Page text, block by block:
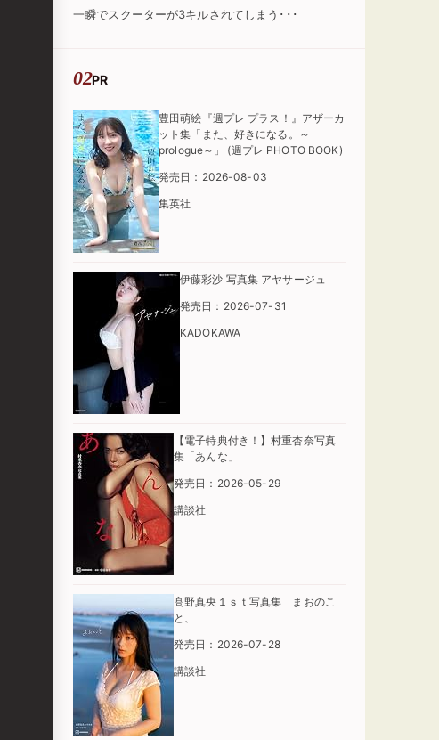
一瞬でスクーターが3キルされてしまう･･･
PR
豊田萌絵『週プレ プラス！』アザーカ
ット集「また、好きになる。～
prologue～」 (週プレ PHOTO BOOK)
発売日：2026-08-03
集英社
伊藤彩沙 写真集 アヤサージュ
発売日：2026-07-31
KADOKAWA
【電子特典付き！】村重杏奈写真
集「あんな」
発売日：2026-05-29
講談社
髙野真央１ｓｔ写真集 まおのこ
と、
発売日：2026-07-28
講談社